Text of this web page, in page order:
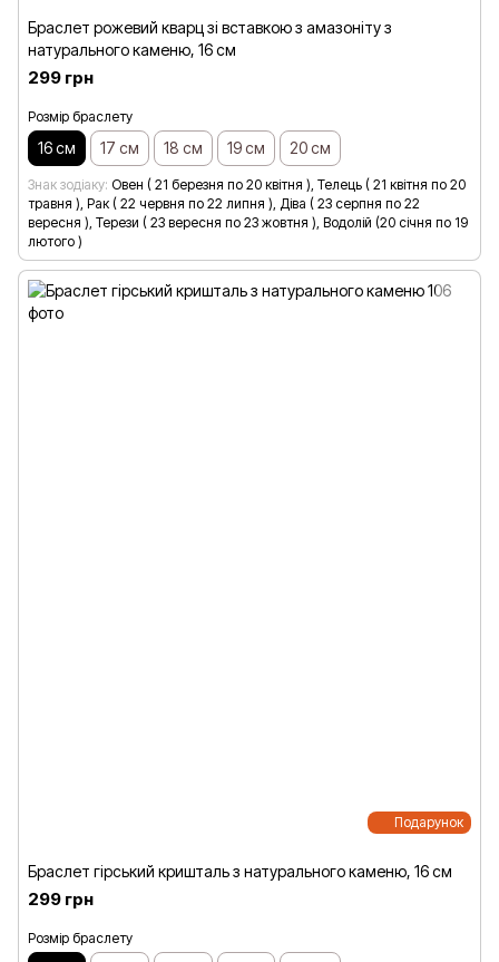
Браслет рожевий кварц зі вставкою з амазоніту з
натурального каменю, 16 см
299 грн
Розмір браслету
16 см 17 см 18 см 19 см 20 см
Знак зодіаку Овен ( 21 березня по 20 квітня ), Телець ( 21 квітня по 20
травня ), Рак ( 22 червня по 22 липня ), Діва ( 23 серпня по 22
вересня ), Терези ( 23 вересня по 23 жовтня ), Водолій (20 січня по 19
лютого )
Подарунок
Браслет гірський кришталь з натурального каменю, 16 см
299 грн
Розмір браслету